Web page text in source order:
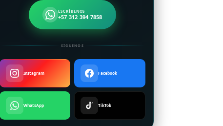
ESCRÍBENOS
+57 312 394 7858
SÍGUENOS
Instagram Facebook
WhatsApp TikTok